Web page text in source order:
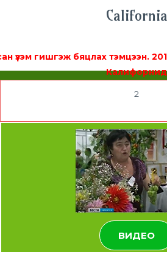
California
үзэм гишгэж бяцлах тэмцээн.
Калифорнид
2
ВИДЕО